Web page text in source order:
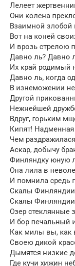
Лелеет
Они колена
Взаимной злобой
Вот на коней
И врозь стрелою
Давно ль? Давно
Их край родимый
Давно ль, когда
В изнеможении
Другой
Нежнейшей
Вдруг, горьким
Кипят!
Чем
Аскар, добычу
Финляндку юную
Она лила в
И помнила средь
Скалы
Скалы Финляндии
Озер стеклянные
И бор печальный
Как милы вы, как
Своею дикой
Дымятся низкие
Где кучи хижин